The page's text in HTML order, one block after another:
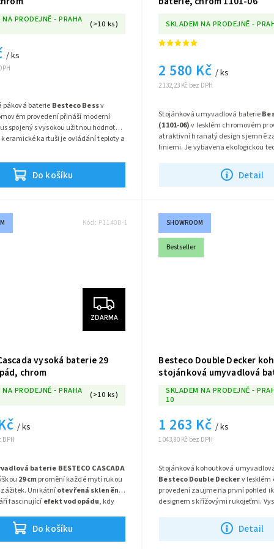
NA PRODEJNĚ - PRAHA
(>10 ks)
/ ks
Do košíku
páková baterie Besteco Bessv
provedení přináší moderní
spojený s vysokou užitnou hodnotou.
kartuši je ovládání teploty a
instalaci do otvoru o průměru 35
nadčasovému designu skvěle
typu umyvadla.
SKLADEM NA PRODEJNĚ -
2 132,23 Kč bez DPH
2 580 Kč / ks
Detail
Stojánková umyvadlová baterie
(1101-06)v lesklém chromovém
atraktivní hranatý design s jemně
liniemi. Je vybavena ekologickou
regulovat teplotu. Ideální volba pro
úspornou koupelnu.
ZDARMA
vysoká baterie 29
chrom
NA PRODEJNĚ - PRAHA
(>10 ks)
DPH
/ ks
Do košíku
baterie BESTECO CASCADA
29 cmpromění každé mytí rukou
Unikátníotevřená skleněná
fascinující efekt vodopádu, kdy
přírodní kaskáda.
baterie:
efekt vodopádu:Široký a
Kód: P1140D-1 SHOWROOM
Bestseller
Besteco Double Decker
stojánková umyvadlová
chrom
SKLADEM NA PRODEJNĚ -
10
1 043,80 Kč bez DPH
1 263 Kč / ks
Detail
Stojánková kohoutková
Besteco Double Deckerv lesklém
provedení zaujme na první pohled
designem s křížovými rukojeťmi.
pohodlné mytí rozměrných hrnců a
dodává baterii osobitý